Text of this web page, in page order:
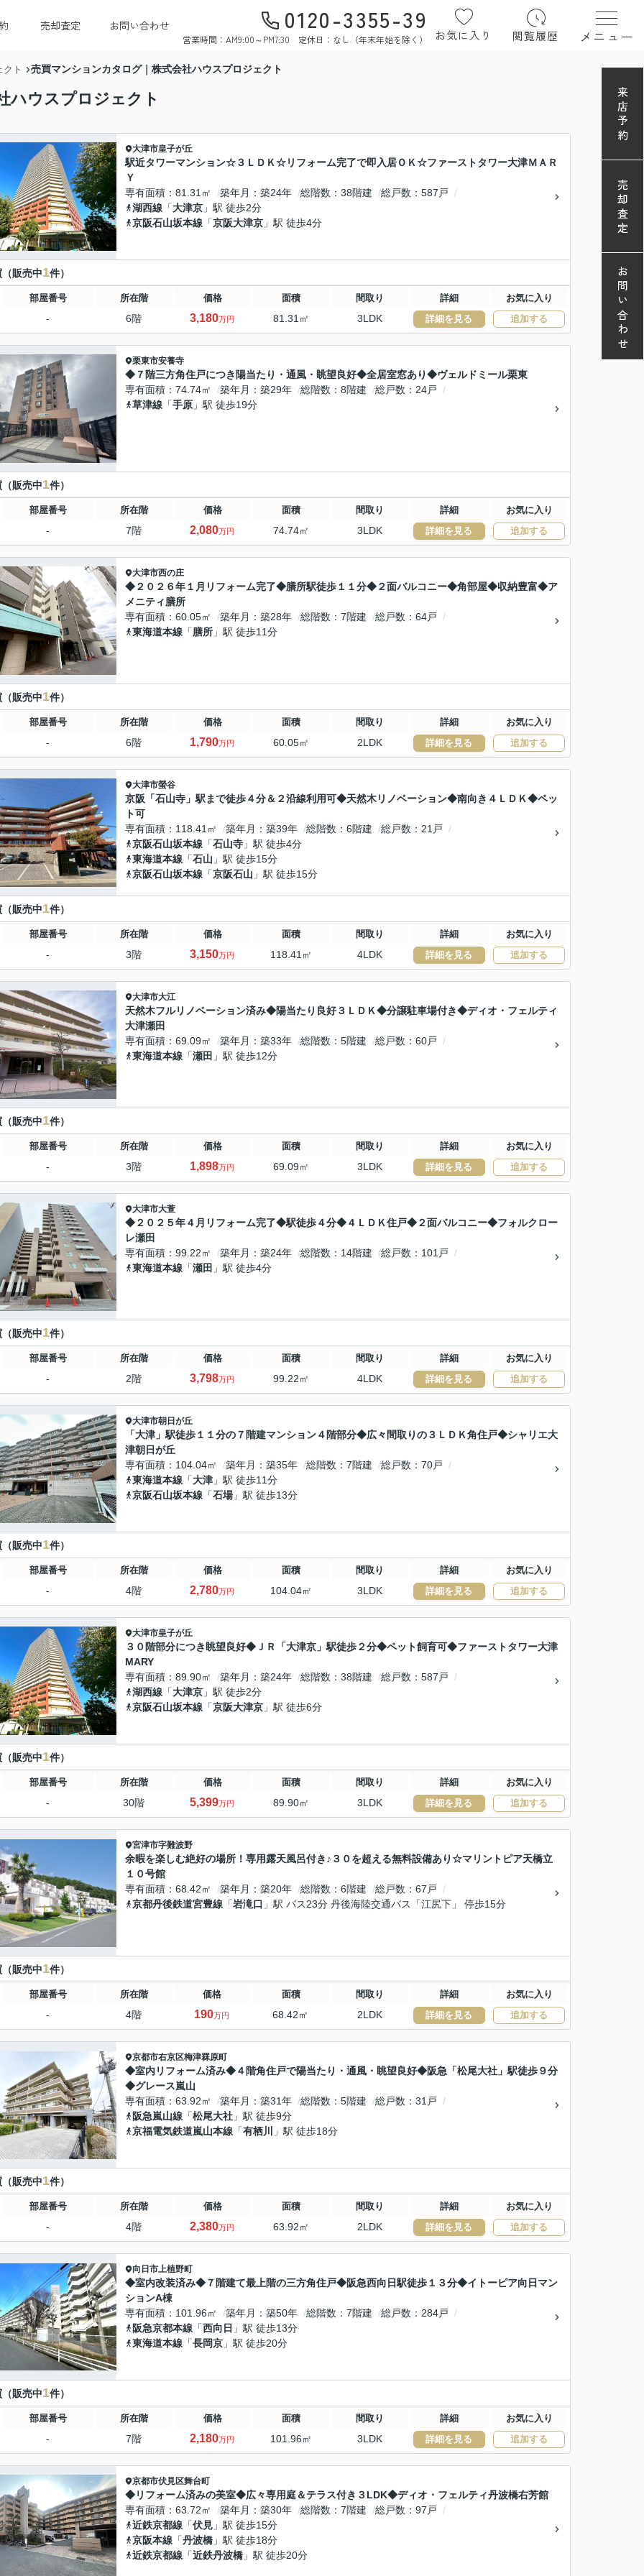
売却査定 お問い合わせ 0120-3355-39
営業時間：AM9:00～PM7:30 定休日：なし（年末年始を除く） お気に入り 閲覧履歴 メニュー
ト 売買マンションカタログ｜株式会社ハウスプロジェクト
ハウスプロジェクト
大津市皇子が丘
駅近タワーマンション☆３ＬＤＫ☆リフォーム完了で即入居ＯＫ☆ファーストタワー大津ＭＡＲ
Ｙ
専有面積
81.31㎡ 築年月 築24年 総階数 38階建 総戸数
587戸
湖西線 「大津京 」駅 徒歩2分
京阪石山坂本線 「京阪大津京 」駅 徒歩4分
販売中1件）
部屋番号 所在階 価格 面積 間取り 詳細 お気に入り
- 6階 3,180万円 81.31㎡ 3LDK 詳細を見る 追加する
栗東市安養寺
◆７階三方角住戸につき陽当たり・通風・眺望良好◆全居室窓あり◆ヴェルドミール栗東
専有面積
74.74㎡ 築年月 築29年 総階数 8階建 総戸数
24戸
草津線 「手原 」駅 徒歩19分
販売中1件）
部屋番号 所在階 価格 面積 間取り 詳細 お気に入り
- 7階 2,080万円 74.74㎡ 3LDK 詳細を見る 追加する
大津市西の庄
◆２０２６年１月リフォーム完了◆膳所駅徒歩１１分◆２面バルコニー◆角部屋◆収納豊富◆ア
メニティ膳所
専有面積
60.05㎡ 築年月 築28年 総階数 7階建 総戸数
64戸
東海道本線 「膳所 」駅 徒歩11分
販売中1件）
部屋番号 所在階 価格 面積 間取り 詳細 お気に入り
- 6階 1,790万円 60.05㎡ 2LDK 詳細を見る 追加する
大津市螢谷
京阪「石山寺」駅まで徒歩４分＆２沿線利用可◆天然木リノベーション◆南向き４ＬＤＫ◆ペッ
ト可
専有面積
118.41㎡ 築年月 築39年 総階数 6階建 総戸数
21戸
京阪石山坂本線 「石山寺 」駅 徒歩4分
東海道本線 「石山 」駅 徒歩15分
京阪石山坂本線 「京阪石山 」駅 徒歩15分
販売中1件）
部屋番号 所在階 価格 面積 間取り 詳細 お気に入り
- 3階 3,150万円 118.41㎡ 4LDK 詳細を見る 追加する
大津市大江
天然木フルリノベーション済み◆陽当たり良好３ＬＤＫ◆分譲駐車場付き◆ディオ・フェルティ
大津瀬田
専有面積
69.09㎡ 築年月 築33年 総階数 5階建 総戸数
60戸
東海道本線 「瀬田 」駅 徒歩12分
販売中1件）
部屋番号 所在階 価格 面積 間取り 詳細 お気に入り
- 3階 1,898万円 69.09㎡ 3LDK 詳細を見る 追加する
大津市大萱
◆２０２５年４月リフォーム完了◆駅徒歩４分◆４ＬＤＫ住戸◆２面バルコニー◆フォルクロー
レ瀬田
専有面積
99.22㎡ 築年月 築24年 総階数 14階建 総戸数
101戸
東海道本線 「瀬田 」駅 徒歩4分
販売中1件）
部屋番号 所在階 価格 面積 間取り 詳細 お気に入り
- 2階 3,798万円 99.22㎡ 4LDK 詳細を見る 追加する
大津市朝日が丘
「大津」駅徒歩１１分の７階建マンション４階部分◆広々間取りの３ＬＤＫ角住戸◆シャリエ大
津朝日が丘
専有面積
104.04㎡ 築年月 築35年 総階数 7階建 総戸数
70戸
東海道本線 「大津 」駅 徒歩11分
京阪石山坂本線 「石場」駅 徒歩13分
販売中1件）
部屋番号 所在階 価格 面積 間取り 詳細 お気に入り
- 4階 2,780万円 104.04㎡ 3LDK 詳細を見る 追加する
大津市皇子が丘
３０階部分につき眺望良好◆ＪＲ「大津京」駅徒歩２分◆ペット飼育可◆ファーストタワー大津
MARY
専有面積
89.90㎡ 築年月 築24年 総階数 38階建 総戸数
587戸
湖西線 「大津京 」駅 徒歩2分
京阪石山坂本線 「京阪大津京 」駅 徒歩6分
販売中1件）
部屋番号 所在階 価格 面積 間取り 詳細 お気に入り
- 30階 5,399万円 89.90㎡ 3LDK 詳細を見る 追加する
宮津市字難波野
余暇を楽しむ絶好の場所！専用露天風呂付き♪３０を超える無料設備あり☆マリントピア天橋立
１０号館
専有面積
68.42㎡ 築年月 築20年 総階数 6階建 総戸数
67戸
京都丹後鉄道宮豊線 「岩滝口 」駅 バス23分 丹後海陸交通バス「江尻下」 停歩15分
販売中1件）
部屋番号 所在階 価格 面積 間取り 詳細 お気に入り
- 4階 190万円 68.42㎡ 2LDK 詳細を見る 追加する
京都市右京区梅津罧原町
◆室内リフォーム済み◆４階角住戸で陽当たり・通風・眺望良好◆阪急「松尾大社」駅徒歩９分
◆グレース嵐山
専有面積
63.92㎡ 築年月 築31年 総階数 5階建 総戸数
31戸
阪急嵐山線 「松尾大社 」駅 徒歩9分
京福電気鉄道嵐山本線 「有栖川 」駅 徒歩18分
販売中1件）
部屋番号 所在階 価格 面積 間取り 詳細 お気に入り
- 4階 2,380万円 63.92㎡ 2LDK 詳細を見る 追加する
向日市上植野町
◆室内改装済み◆７階建て最上階の三方角住戸◆阪急西向日駅徒歩１３分◆イトーピア向日マン
ションA棟
専有面積
101.96㎡ 築年月 築50年 総階数 7階建 総戸数
284戸
阪急京都本線 「西向日 」駅 徒歩13分
東海道本線 「長岡京 」駅 徒歩20分
販売中1件）
部屋番号 所在階 価格 面積 間取り 詳細 お気に入り
- 7階 2,180万円 101.96㎡ 3LDK 詳細を見る 追加する
京都市伏見区舞台町
◆リフォーム済みの美室◆広々専用庭＆テラス付き３LDK◆ディオ・フェルティ丹波橋右芳館
専有面積
63.72㎡ 築年月 築30年 総階数 7階建 総戸数
97戸
近鉄京都線 「伏見 」駅 徒歩15分
京阪本線 「丹波橋 」駅 徒歩18分
近鉄京都線 「近鉄丹波橋 」駅 徒歩20分
来店予約
売却査定
お問い合わせ